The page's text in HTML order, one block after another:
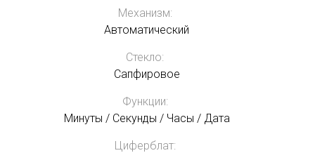
Механизм:
Автоматический
Стекло:
Сапфировое
Функции:
Минуты / Секунды / Часы / Дата
Циферблат: